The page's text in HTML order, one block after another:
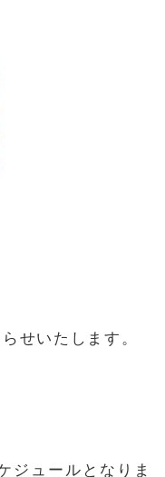
せいたします。
ジュールとなりま